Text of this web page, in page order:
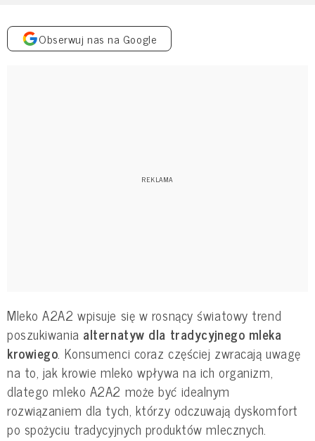
Obserwuj nas na Google
Mleko A2A2 wpisuje się w rosnący światowy trend
poszukiwania alternatyw dla tradycyjnego mleka
krowiego. Konsumenci coraz częściej zwracają uwagę
na to, jak krowie mleko wpływa na ich organizm,
dlatego mleko A2A2 może być idealnym
rozwiązaniem dla tych, którzy odczuwają dyskomfort
po spożyciu tradycyjnych produktów mlecznych.